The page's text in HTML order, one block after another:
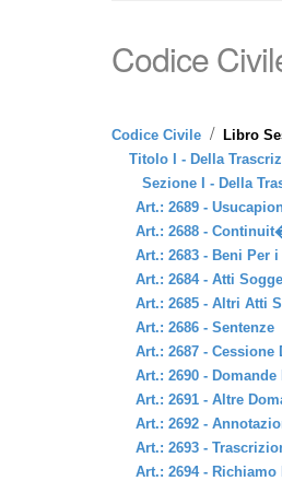
Codice
Codice Civile / Libro
Titolo I - Della
Sezione I - Della
Art.: 2689 -
Art.: 2688 -
Art.: 2683 - Beni
Art.: 2684 - Atti
Art.: 2685 - Altri Atti
Art.: 2686 - Sentenze
Art.: 2687 -
Art.: 2690 -
Art.: 2691 - Altre
Art.: 2692 -
Art.: 2693 -
Art.: 2694 -